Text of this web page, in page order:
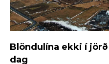
Blöndulína ekki í
dag